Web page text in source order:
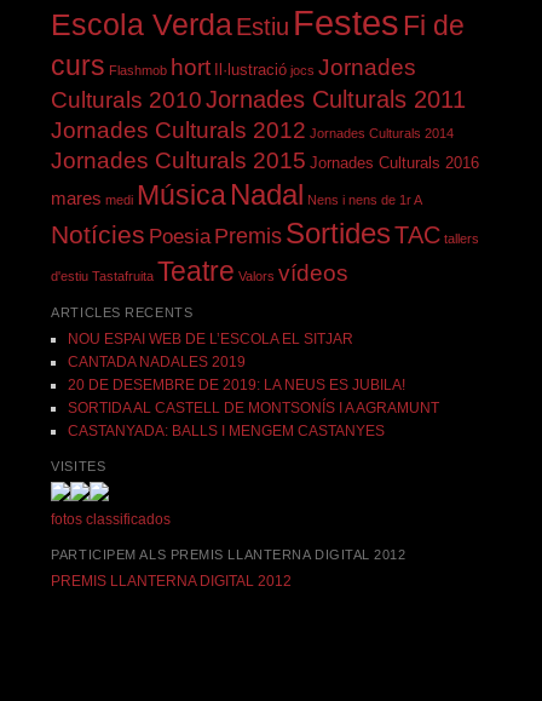
Escola VerdaEstiu Festes Fi de
curs Flashmob hort Il·lustració jocs Jornades
Culturals 2010 Jornades Culturals 2011
Jornades Culturals 2012 Jornades Culturals 2014
Jornades Culturals 2015 Jornades Culturals 2016
mares medi MúsicaNadal Nens i nens de 1r A
Notícies PoesiaPremis SortidesTAC tallers
d'estiu Tastafruita Teatre Valors vídeos
ARTICLES RECENTS
NOU ESPAI WEB DE L’ESCOLA EL SITJAR
CANTADA NADALES 2019
20 DE DESEMBRE DE 2019: LA NEUS ES JUBILA!
SORTIDA AL CASTELL DE MONTSONÍS I A AGRAMUNT
CASTANYADA: BALLS I MENGEM CASTANYES
VISITES
fotos classificados
PARTICIPEM ALS PREMIS LLANTERNA DIGITAL 2012
PREMIS LLANTERNA DIGITAL 2012